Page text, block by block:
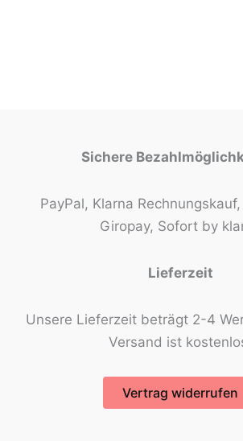
Sichere
PayPal, Klarna
Giropay, Sofort by
Lieferzeit
Unsere Lieferzeit beträgt 2-4
Versand ist
Vertrag widerrufen